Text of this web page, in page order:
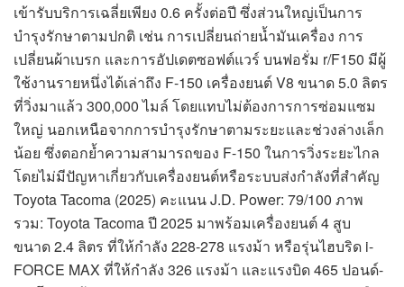
เข้ารับบริการเฉลี่ยเพียง 0.6 ครั้งต่อปี ซึ่งส่วนใหญ่เป็นการ
บำรุงรักษาตามปกติ เช่น การเปลี่ยนถ่ายน้ำมันเครื่อง การ
เปลี่ยนผ้าเบรก และการอัปเดตซอฟต์แวร์ บนฟอรั่ม r/F150 มีผู้
ใช้งานรายหนึ่งได้เล่าถึง F-150 เครื่องยนต์ V8 ขนาด 5.0 ลิตร
ที่วิ่งมาแล้ว 300,000 ไมล์ โดยแทบไม่ต้องการการซ่อมแซม
ใหญ่ นอกเหนือจากการบำรุงรักษาตามระยะและช่วงล่างเล็ก
น้อย ซึ่งตอกย้ำความสามารถของ F-150 ในการวิ่งระยะไกล
โดยไม่มีปัญหาเกี่ยวกับเครื่องยนต์หรือระบบส่งกำลังที่สำคัญ
Toyota Tacoma (2025) คะแนน J.D. Power: 79/100 ภาพ
รวม: Toyota Tacoma ปี 2025 มาพร้อมเครื่องยนต์ 4 สูบ
ขนาด 2.4 ลิตร ที่ให้กำลัง 228-278 แรงม้า หรือรุ่นไฮบริด i-
FORCE MAX ที่ให้กำลัง 326 แรงม้า และแรงบิด 465 ปอนด์-